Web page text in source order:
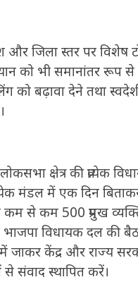
और जिला स्तर पर
को भी समानांतर रूप से
को बढ़ावा देने तथा
क्षेत्र की प्रत्येक
मंडल में एक दिन
से कम 500 प्रमुख
भाजपा विधायक दल की
में जाकर केंद्र और राज्य
संवाद स्थापित करें।